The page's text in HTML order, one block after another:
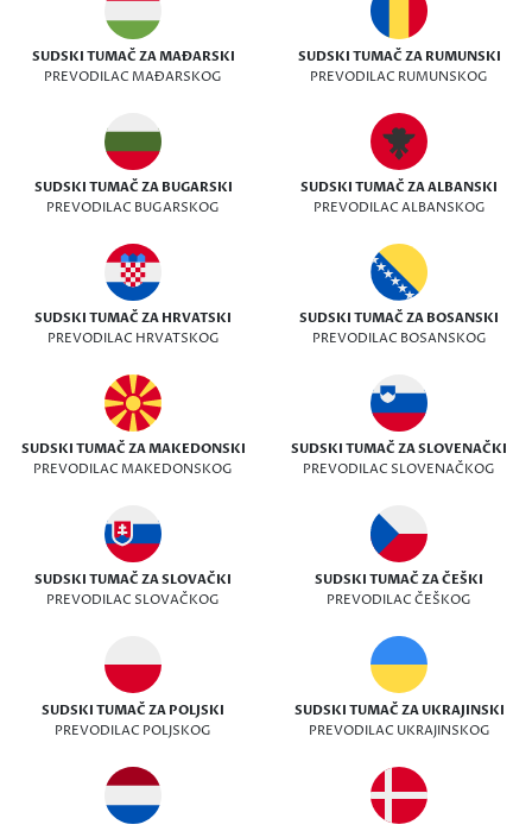
SUDSKI TUMAČ ZA MAĐARSKI
PREVODILAC MAĐARSKOG
SUDSKI TUMAČ ZA RUMUNSKI
PREVODILAC RUMUNSKOG
SUDSKI TUMAČ ZA BUGARSKI
PREVODILAC BUGARSKOG
SUDSKI TUMAČ ZA ALBANSKI
PREVODILAC ALBANSKOG
SUDSKI TUMAČ ZA HRVATSKI
PREVODILAC HRVATSKOG
SUDSKI TUMAČ ZA BOSANSKI
PREVODILAC BOSANSKOG
SUDSKI TUMAČ ZA MAKEDONSKI
PREVODILAC MAKEDONSKOG
SUDSKI TUMAČ ZA SLOVENAČKI
PREVODILAC SLOVENAČKOG
SUDSKI TUMAČ ZA SLOVAČKI
PREVODILAC SLOVAČKOG
SUDSKI TUMAČ ZA ČEŠKI
PREVODILAC ČEŠKOG
SUDSKI TUMAČ ZA POLJSKI
PREVODILAC POLJSKOG
SUDSKI TUMAČ ZA UKRAJINSKI
PREVODILAC UKRAJINSKOG